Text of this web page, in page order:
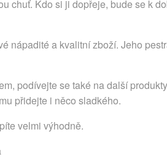
chuť. Kdo si ji dopřeje, bude se k
nápadité a kvalitní zboží. Jeho
podívejte se také na další produkty
přidejte i něco sladkého.
velmi výhodně.